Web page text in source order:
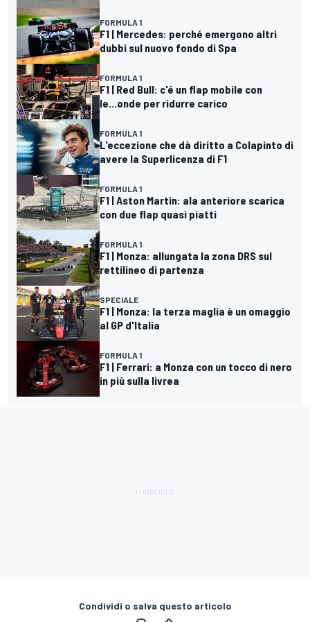
FORMULA 1
F1 | Mercedes: perché emergono altri
dubbi sul nuovo fondo di Spa
FORMULA 1
F1 | Red Bull: c'é un flap mobile con
le...onde per ridurre carico
FORMULA 1
L'eccezione che dà diritto a Colapinto di
avere la Superlicenza di F1
FORMULA 1
F1 | Aston Martin: ala anteriore scarica
con due flap quasi piatti
FORMULA 1
F1 | Monza: allungata la zona DRS sul
rettilineo di partenza
SPECIALE
F1 | Monza: la terza maglia è un omaggio
al GP d'Italia
FORMULA 1
F1 | Ferrari: a Monza con un tocco di nero
in più sulla livrea
Condividi o salva questo articolo